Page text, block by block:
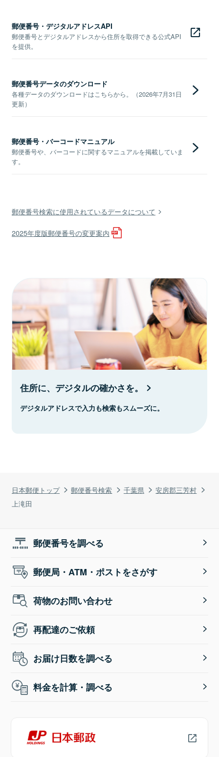
日本郵便トップ 郵便番号検索 千葉県
安房郡三芳村
上滝田
郵便番号・デジタルアドレスAPI
郵便番号とデジタルアドレスから住所を取得できる公式API
を提供。
郵便番号データのダウンロード
各種データのダウンロードはこちらから。（2026年7月31日
更新）
郵便番号・バーコードマニュアル
郵便番号や、バーコードに関するマニュアルを掲載していま
す。
郵便番号検索に使用されているデータについて
2025年度版郵便番号の変更案内
住所に、デジタルの確かさを。
デジタルアドレスで入力も検索もスムーズに。
郵便番号を調べる
郵便局・ATM・ポストをさがす
荷物のお問い合わせ
再配達のご依頼
お届け日数を調べる
料金を計算・調べる